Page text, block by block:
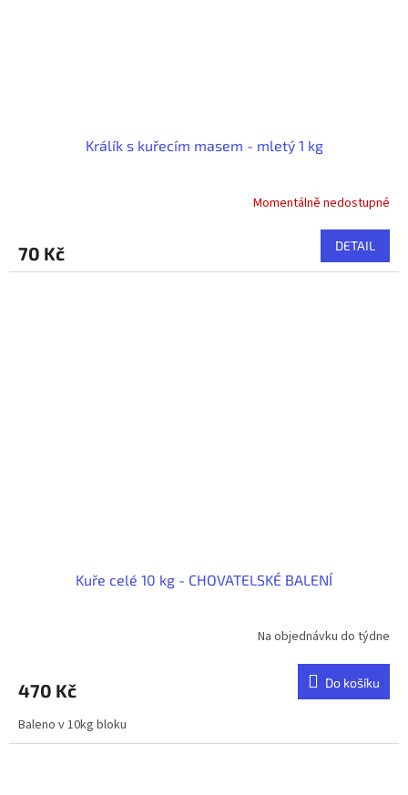
Králík s kuřecím masem - mletý 1 kg
Momentálně nedostupné
70 Kč DETAIL
Kuře celé 10 kg - CHOVATELSKÉ BALENÍ
Na objednávku do týdne
470 Kč Do košíku
Baleno v 10kg bloku